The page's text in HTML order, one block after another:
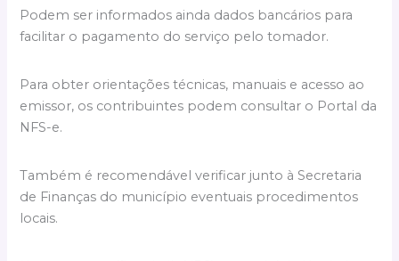
Podem ser informados ainda dados bancários para
facilitar o pagamento do serviço pelo tomador.
Para obter orientações técnicas, manuais e acesso ao
emissor, os contribuintes podem consultar o Portal da
NFS-e.
Também é recomendável verificar junto à Secretaria
de Finanças do município eventuais procedimentos
locais.